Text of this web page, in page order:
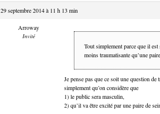
29 septembre 2014 à 11 h 13 min
Arroway
Invité
Tout simplement parce que il est
moins traumatisante qu’une
Je pense pas que ce soit une question
simplement qu’on considère que
1) le public sera masculin,
2) qu’il va être excité par une paire de